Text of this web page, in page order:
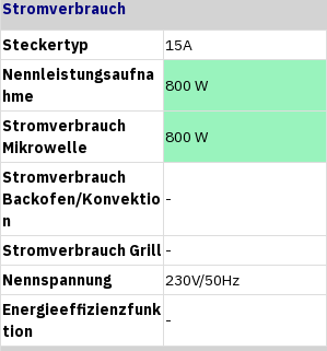
Stromverbrauch
Steckertyp
15A
Nennleistungsaufna
hme
800 W
Stromverbrauch
Mikrowelle
800 W
Stromverbrauch
Backofen/Konvektio
n
-
Stromverbrauch Grill -
Nennspannung
230V/50Hz
Energieeffizienzfunk
tion
-